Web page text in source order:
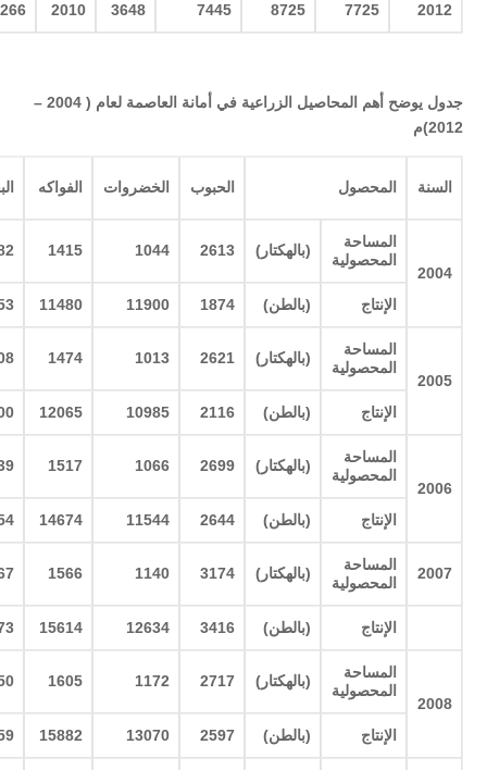
2012
7725
8725
7445
3648
2010
جدول يوضح أهم المحاصيل الزراعية في أمانة العاصمة لعام ( 2004 –
2012)م
السنة المحصول الحبوب الخضروات الفواكه
2004
المساحة
المحصولية
(بالهكتار)
2613
1044
1415
الإنتاج (بالطن)
1874
11900
11480
2005
المساحة
المحصولية
(بالهكتار)
2621
1013
1474
الإنتاج (بالطن)
2116
10985
12065
2006
المساحة
المحصولية
(بالهكتار)
2699
1066
1517
الإنتاج (بالطن)
2644
11544
14674
2007
المساحة
المحصولية
(بالهكتار)
3174
1140
1566
الإنتاج (بالطن)
3416
12634
15614
2008
المساحة
المحصولية
(بالهكتار)
2717
1172
1605
الإنتاج (بالطن)
2597
13070
15882